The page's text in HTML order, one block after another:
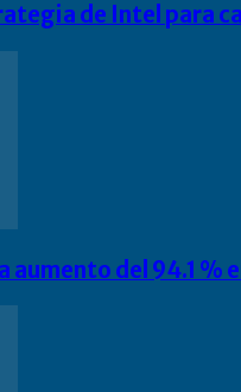
de Intel para
aumento del 94.1 %